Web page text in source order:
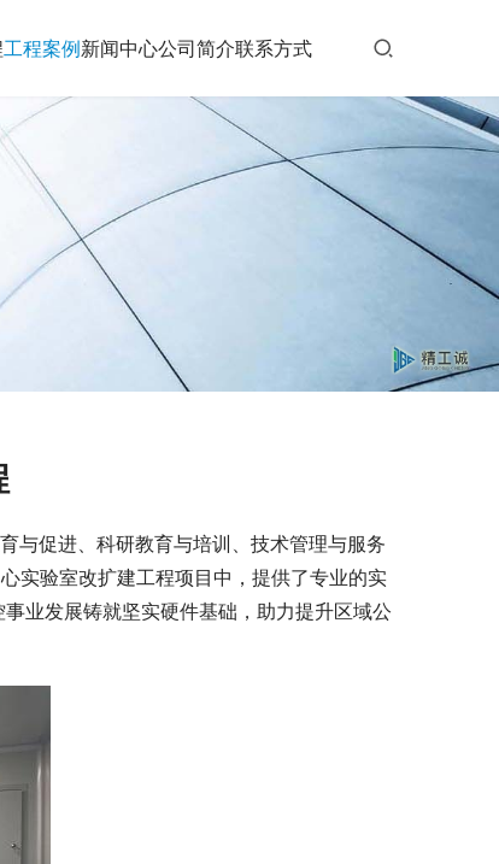
工程案例新闻中心公司简介联系方式
与促进、科研教育与培训、技术管理与服务
实验室改扩建工程项目中，提供了专业的实
业发展铸就坚实硬件基础，助力提升区域公